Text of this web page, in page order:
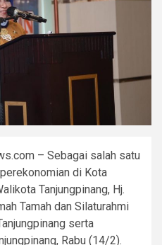
– Sebagai salah satu
di Kota
Tanjungpinang, Hj.
Tamah dan Silaturahmi
serta
Rabu (14/2).